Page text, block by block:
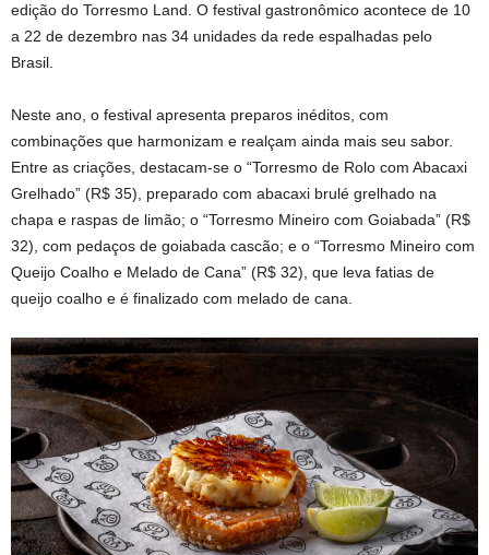
edição do Torresmo Land. O festival gastronômico acontece de 10
a 22 de dezembro nas 34 unidades da rede espalhadas pelo
Brasil.
Neste ano, o festival apresenta preparos inéditos, com
combinações que harmonizam e realçam ainda mais seu sabor.
Entre as criações, destacam-se o “Torresmo de Rolo com Abacaxi
Grelhado” (R$ 35), preparado com abacaxi brulé grelhado na
chapa e raspas de limão; o “Torresmo Mineiro com Goiabada” (R$
32), com pedaços de goiabada cascão; e o “Torresmo Mineiro com
Queijo Coalho e Melado de Cana” (R$ 32), que leva fatias de
queijo coalho e é finalizado com melado de cana.